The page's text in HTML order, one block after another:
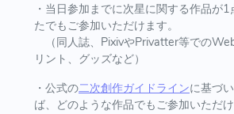
・当日参加までに次星に関する作品が
たでもご参加いただけます。
（同人誌、PixivやPrivatter等での
リント、グッズなど）
・公式の二次創作ガイドラインに基づ
ば、どのような作品でもご参加いただけ